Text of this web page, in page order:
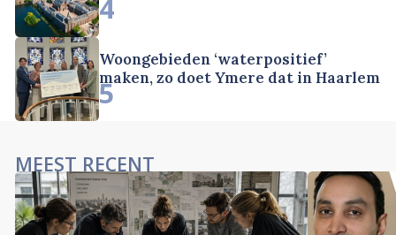
4
Woongebieden ‘waterpositief’
maken, zo doet Ymere dat in Haarlem
5
MEEST RECENT